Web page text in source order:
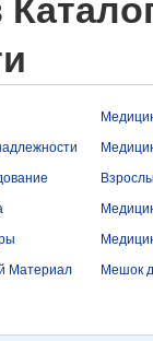
Материал Мешок